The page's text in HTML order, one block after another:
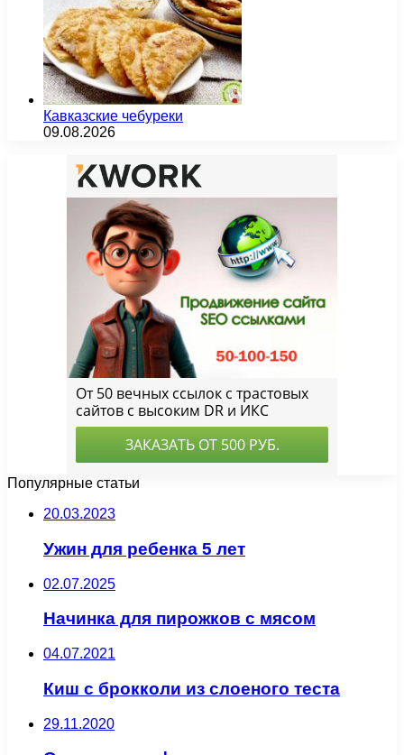
Кавказские чебуреки
09.08.2026
Популярные статьи
20.03.2023
Ужин для ребенка 5 лет
02.07.2025
Начинка для пирожков с мясом
04.07.2021
Киш с брокколи из слоеного теста
29.11.2020